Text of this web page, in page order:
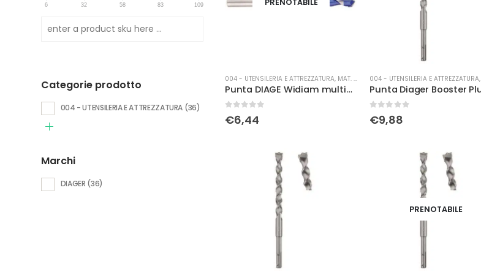
PRENOTABILE
004 - UTENSILERIA E ATTREZZATURA, MAT. DI CONSUMO
Punta DIAGE Widiam multimateriale Ø 5 x85
Su 5
€6,44
004 - UTENSILERIA E ATTREZZATURA,
Su 5
€9,88
PRENOTABILE
6 32 58 83 109
Categorie prodotto
004 - UTENSILERIA E ATTREZZATURA (36)
Marchi
DIAGER (36)